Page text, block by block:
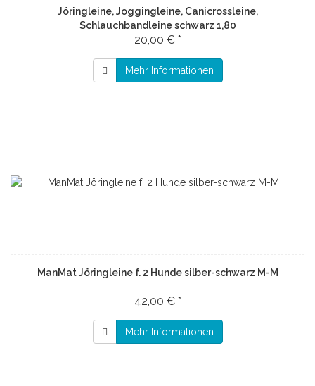
Jöringleine, Joggingleine, Canicrossleine,
Schlauchbandleine schwarz 1,80
20,00 € *
Mehr Informationen
ManMat Jöringleine f. 2 Hunde silber-schwarz M-M
42,00 € *
Mehr Informationen